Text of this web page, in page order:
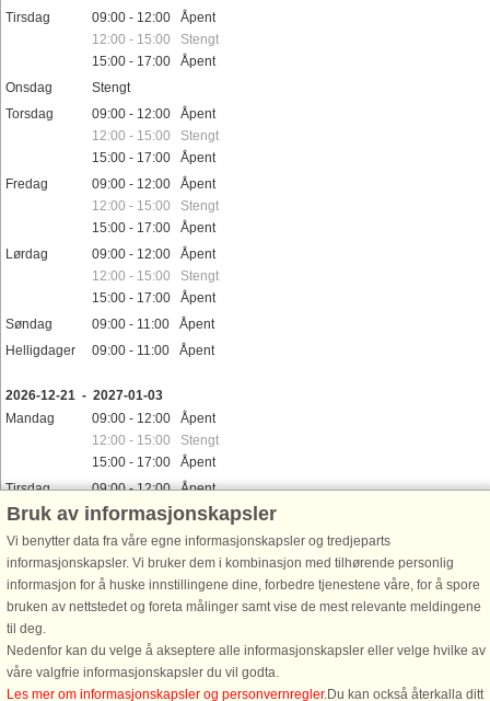
Tirsdag
09:00 - 12:00 Åpent
12:00 - 15:00 Stengt
15:00 - 17:00 Åpent
Onsdag
Stengt
Torsdag
09:00 - 12:00 Åpent
12:00 - 15:00 Stengt
15:00 - 17:00 Åpent
Fredag
09:00 - 12:00 Åpent
12:00 - 15:00 Stengt
15:00 - 17:00 Åpent
Lørdag
09:00 - 12:00 Åpent
12:00 - 15:00 Stengt
15:00 - 17:00 Åpent
Søndag
09:00 - 11:00 Åpent
Helligdager
09:00 - 11:00 Åpent
2026-12-21 - 2027-01-03
Mandag
09:00 - 12:00 Åpent
12:00 - 15:00 Stengt
15:00 - 17:00 Åpent
Tirsdag
09:00 - 12:00 Åpent
12:00 - 15:00 Stengt
15:00 - 17:00 Åpent
Onsdag
Stengt
Torsdag
09:00 - 12:00 Åpent
12:00 - 15:00 Stengt
Fredag
08:00 - 12:00 Åpent
12:00 - 14:00 Stengt
Bruk av informasjonskapsler
Vi benytter data fra våre egne informasjonskapsler og tredjeparts
informasjonskapsler. Vi bruker dem i kombinasjon med tilhørende personlig
informasjon for å huske innstillingene dine, forbedre tjenestene våre, for å spore
bruken av nettstedet og foreta målinger samt vise de mest relevante meldingene
til deg.
Nedenfor kan du velge å akseptere alle informasjonskapsler eller velge hvilke av
våre valgfrie informasjonskapsler du vil godta.
Les mer om informasjonskapsler og personvernregler.Du kan också återkalla ditt